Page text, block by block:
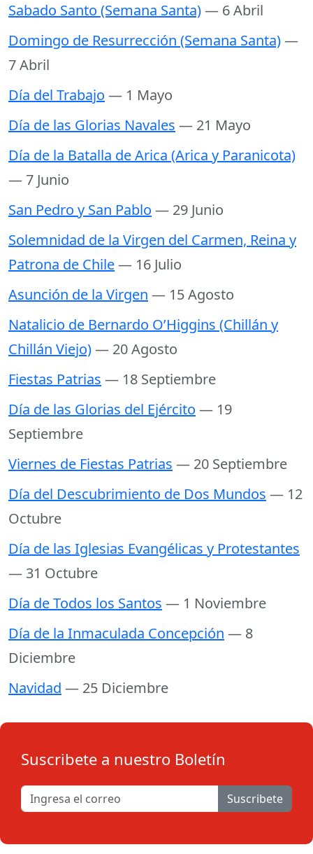
Sabado Santo (Semana Santa)— 6 Abril
Domingo de Resurrección (Semana Santa)—
7 Abril
Día del Trabajo — 1 Mayo
Día de las Glorias Navales — 21 Mayo
Día de la Batalla de Arica (Arica y Paranicota)
— 7 Junio
San Pedro y San Pablo — 29 Junio
Solemnidad de la Virgen del Carmen, Reina y
Patrona de Chile— 16 Julio
Asunción de la Virgen — 15 Agosto
Natalicio de Bernardo O’Higgins (Chillán y
Chillán Viejo)— 20 Agosto
Fiestas Patrias — 18 Septiembre
Día de las Glorias del Ejército — 19
Septiembre
Viernes de Fiestas Patrias — 20 Septiembre
Día del Descubrimiento de Dos Mundos — 12
Octubre
Día de las Iglesias Evangélicas y Protestantes
— 31 Octubre
Día de Todos los Santos — 1 Noviembre
Día de la Inmaculada Concepción — 8
Diciembre
Navidad — 25 Diciembre
Suscribete a nuestro Boletín
Suscribete